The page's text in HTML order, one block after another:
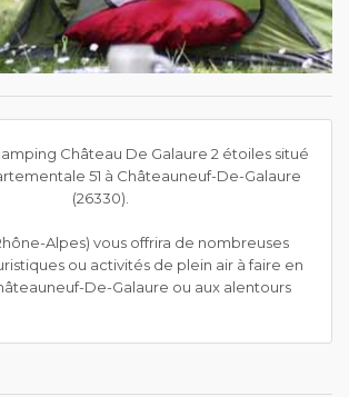
Château De Galaure 2 étoiles situé
51 à Châteauneuf-De-Galaure
(26330).
Alpes) vous offrira de nombreuses
ou activités de plein air à faire en
De-Galaure ou aux alentours